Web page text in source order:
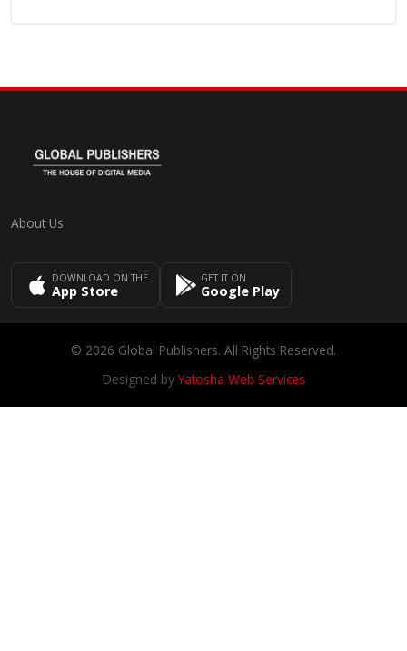
About Us
DOWNLOAD ON THE
App Store
GET IT ON
Google Play
© 2026 Global Publishers. All Rights Reserved.
Designed byYatosha Web Services